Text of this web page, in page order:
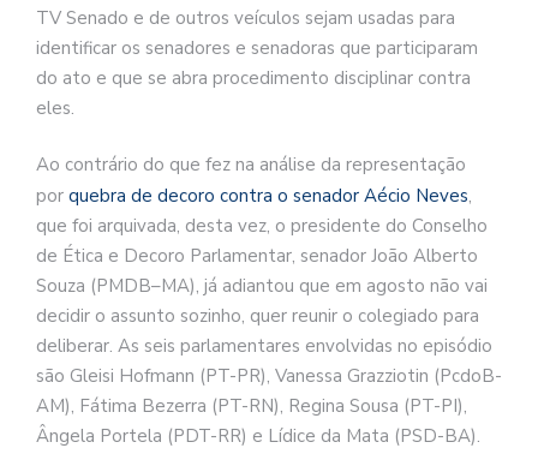
TV Senado e de outros veículos sejam usadas para
identificar os senadores e senadoras que participaram
do ato e que se abra procedimento disciplinar contra
eles.
Ao contrário do que fez na análise da representação
por quebra de decoro contra o senador Aécio Neves,
que foi arquivada, desta vez, o presidente do Conselho
de Ética e Decoro Parlamentar, senador João Alberto
Souza (PMDB–MA), já adiantou que em agosto não vai
decidir o assunto sozinho, quer reunir o colegiado para
deliberar. As seis parlamentares envolvidas no episódio
são Gleisi Hofmann (PT-PR), Vanessa Grazziotin (PcdoB-
AM), Fátima Bezerra (PT-RN), Regina Sousa (PT-PI),
Ângela Portela (PDT-RR) e Lídice da Mata (PSD-BA).